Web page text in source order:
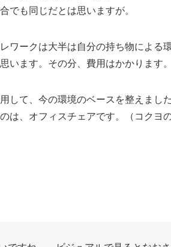
でも同じだとは思いますが。
ワークは大半は自分の持ち物による
います。その分、費用はかかります。
して、今の環境のベースを整えました
は、オフィスチェアです。（コクヨ